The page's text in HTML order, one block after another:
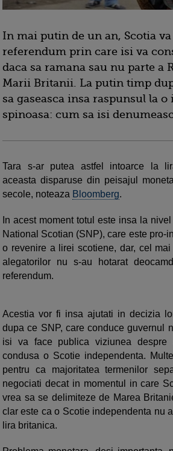
In mai putin de un an, Scotia
referendum prin care isi va
daca sa ramana sau nu parte a
Marii Britanii. La putin timp
sa gaseasca insa raspunsul la
spinoasa: cum sa isi
Tara s-ar putea astfel intoarce la
aceasta disparuse din peisajul
secole, noteaza Bloomberg.
In acest moment totul este insa la
National Scotian (SNP), care este pro-
o revenire a lirei scotiene, dar, cel mai
alegatorilor nu s-au hotarat
referendum.
Acestia vor fi insa ajutati in decizia
dupa ce SNP, care conduce guvernul
isi va face publica viziunea
condusa o Scotie independenta.
pentru ca majoritatea termenilor
negociati decat in momentul in care
vrea sa se delimiteze de Marea
clar este ca o Scotie independenta nu
lira britanica.